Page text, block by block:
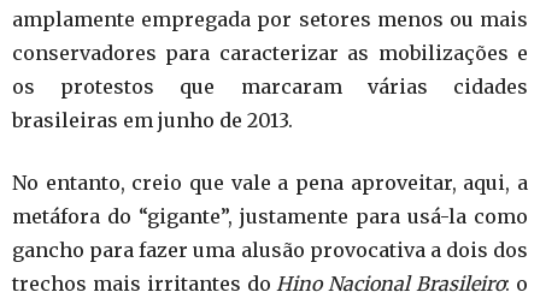
amplamente empregada por setores menos ou mais
conservadores para caracterizar as mobilizações e
os protestos que marcaram várias cidades
brasileiras em junho de 2013.
No entanto, creio que vale a pena aproveitar, aqui, a
metáfora do “gigante”, justamente para usá-la como
gancho para fazer uma alusão provocativa a dois dos
trechos mais irritantes doHino Nacional Brasileiro: o